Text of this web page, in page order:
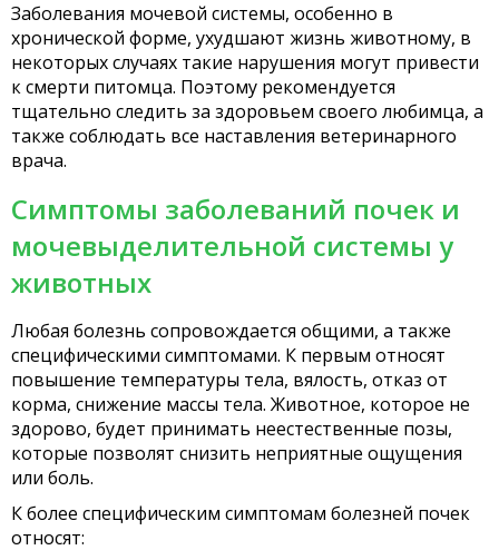
Заболевания мочевой системы, особенно в
хронической форме, ухудшают жизнь животному, в
некоторых случаях такие нарушения могут привести
к смерти питомца. Поэтому рекомендуется
тщательно следить за здоровьем своего любимца, а
также соблюдать все наставления ветеринарного
врача.
Симптомы заболеваний почек и
мочевыделительной системы у
животных
Любая болезнь сопровождается общими, а также
специфическими симптомами. К первым относят
повышение температуры тела, вялость, отказ от
корма, снижение массы тела. Животное, которое не
здорово, будет принимать неестественные позы,
которые позволят снизить неприятные ощущения
или боль.
К более специфическим симптомам болезней почек
относят: